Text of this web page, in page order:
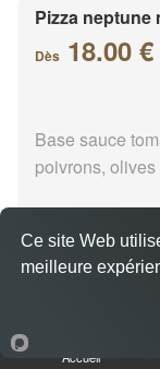
Pizza neptune
Dès 18.00 €
Base sauce
poivrons, olives
Pizza
Accueil
Ce site Web
meilleure